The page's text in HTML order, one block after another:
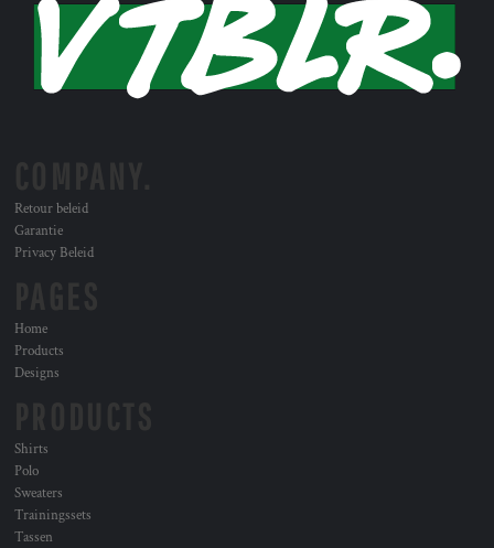
Retour beleid
Garantie
Privacy Beleid
Home
Products
Designs
Shirts
Polo
Sweaters
Trainingssets
Tassen